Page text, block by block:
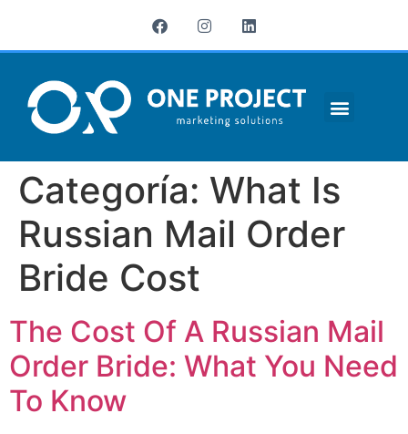
Categoría: What Is
Russian Mail Order
Bride Cost
The Cost Of A Russian Mail
Order Bride: What You Need
To Know